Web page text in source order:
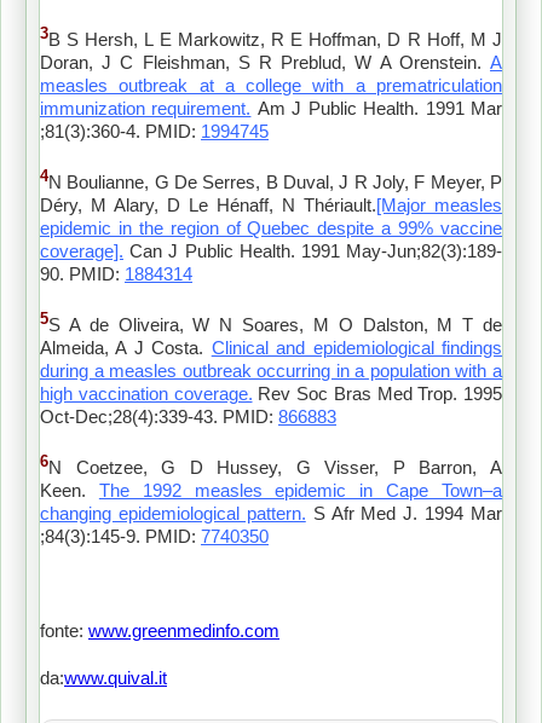
3B S Hersh, L E Markowitz, R E Hoffman, D R Hoff, M J
Doran, J C Fleishman, S R Preblud, W A Orenstein. A
measles outbreak at a college with a prematriculation
immunization requirement. Am J Public Health. 1991 Mar
;81(3):360-4. PMID: 1994745
4N Boulianne, G De Serres, B Duval, J R Joly, F Meyer, P
Déry, M Alary, D Le Hénaff, N Thériault.[Major measles
epidemic in the region of Quebec despite a 99% vaccine
coverage]. Can J Public Health. 1991 May-Jun;82(3):189-
90. PMID: 1884314
5S A de Oliveira, W N Soares, M O Dalston, M T de
Almeida, A J Costa. Clinical and epidemiological findings
during a measles outbreak occurring in a population with a
high vaccination coverage. Rev Soc Bras Med Trop. 1995
Oct-Dec;28(4):339-43. PMID: 866883
6N Coetzee, G D Hussey, G Visser, P Barron, A
Keen. The 1992 measles epidemic in Cape Town–a
changing epidemiological pattern. S Afr Med J. 1994 Mar
;84(3):145-9. PMID: 7740350
fonte: www.greenmedinfo.com
da:www.quival.it